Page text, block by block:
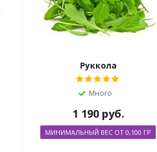
Руккола
Много
1 190руб.
МИНИМАЛЬНЫЙ ВЕС ОТ 0,100 ГР